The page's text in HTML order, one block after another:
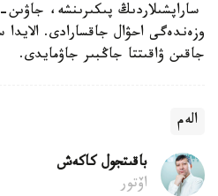
ساراپشىلاردىڭ پىكىرىنشە،
وزەندەگى احۋال جاقسارادى. الايدا
جاقىن ۋاقىتتا جاڭبىر جاۋمايدى.
الەم
باقىتجول كاكەش
اۆتور